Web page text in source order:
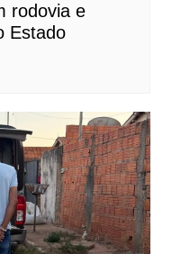
rodovia e
Estado